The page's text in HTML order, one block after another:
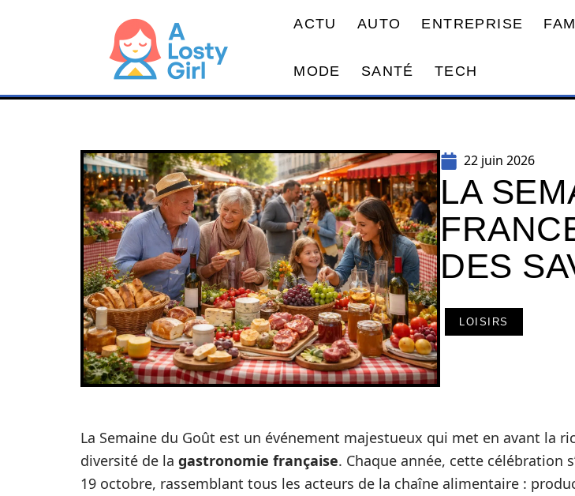
ACTU AUTO ENTREPRISE
MODE SANTÉ TECH
22 juin 2026
LA
DES
LOISIRS
La Semaine du Goût est un événement majestueux qui met en avant la
diversité de la gastronomie française. Chaque année, cette célébration
19 octobre, rassemblant tous les acteurs de la chaîne alimentaire :